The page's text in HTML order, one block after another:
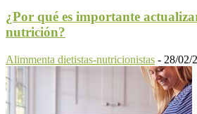
¿Por qué es importante
nutrición?
Alimmenta dietistas-nutricionistas - 28/02/